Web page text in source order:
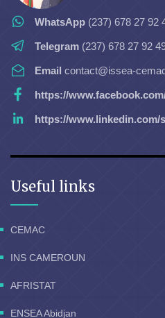
WhatsApp (237) 678 27 92
Telegram (237) 678 27 92
Email contact@issea-
https://
https://www.linkedin.com/
Useful links
CEMAC
INS CAMEROUN
AFRISTAT
ENSEA Abidjan